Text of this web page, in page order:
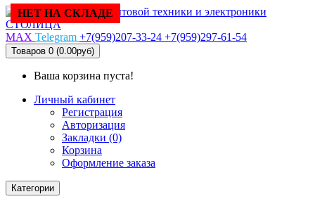
MAX Telegram +7(959)207-33-24 +7(959)297-61-54
Товаров 0 (0.00руб)
Ваша корзина пуста!
Личный кабинет
Регистрация
Авторизация
Закладки (0)
Корзина
Оформление заказа
Категории
НЕТ НА СКЛАДЕ
НЕТ НА СКЛАДЕ
НЕТ НА СКЛАДЕ
НЕТ НА СКЛАДЕ
НЕТ НА СКЛАДЕ
НЕТ НА СКЛАДЕ
НЕТ НА СКЛАДЕ
НЕТ НА СКЛАДЕ
НЕТ НА СКЛАДЕ